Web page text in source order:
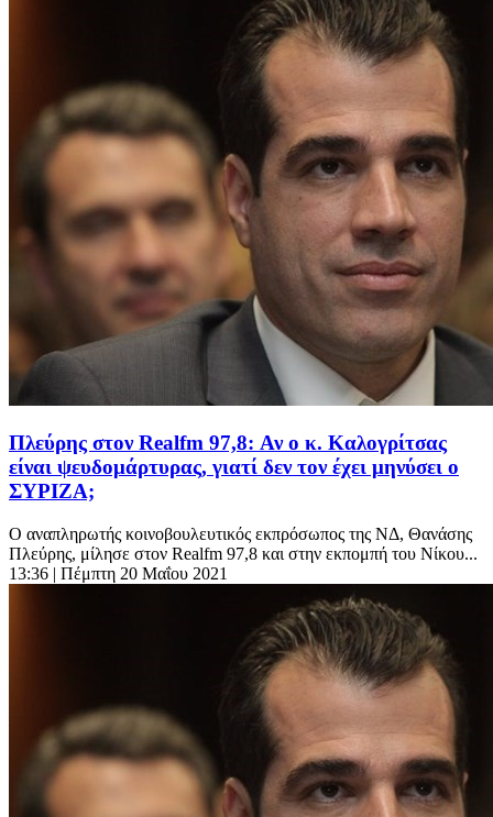
Πλεύρης στον Realfm 97,8: Αν ο κ. Καλογρίτσας
είναι ψευδομάρτυρας, γιατί δεν τον έχει μηνύσει ο
ΣΥΡΙΖΑ;
Ο αναπληρωτής κοινοβουλευτικός εκπρόσωπος της ΝΔ, Θανάσης
Πλεύρης, μίλησε στον Realfm 97,8 και στην εκπομπή του Νίκου...
13:36 | Πέμπτη 20 Μαΐου 2021